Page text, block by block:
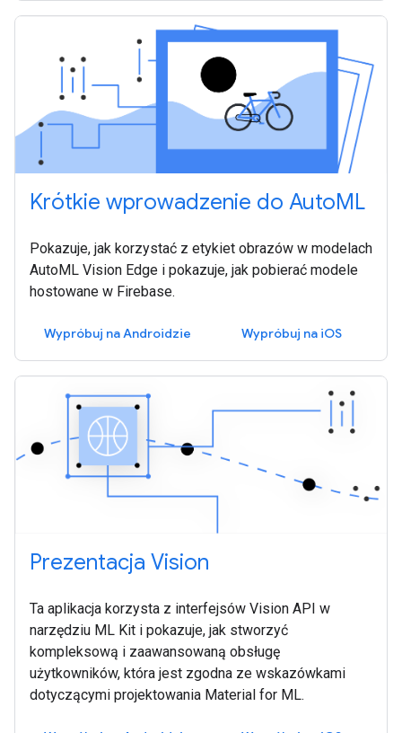
Krótkie wprowadzenie do AutoML
Pokazuje, jak korzystać z etykiet obrazów w modelach
AutoML Vision Edge i pokazuje, jak pobierać modele
hostowane w Firebase.
Wypróbuj na Androidzie Wypróbuj na iOS
Prezentacja Vision
Ta aplikacja korzysta z interfejsów Vision API w
narzędziu ML Kit i pokazuje, jak stworzyć
kompleksową i zaawansowaną obsługę
użytkowników, która jest zgodna ze wskazówkami
dotyczącymi projektowania Material for ML.